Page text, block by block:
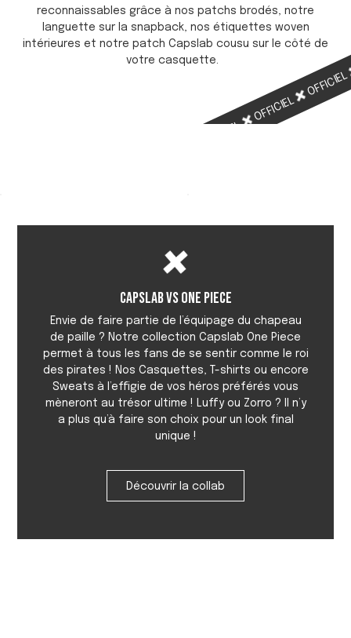
OFFICIEL
OFFICIEL
OFFICIEL
reconnaissables grâce à nos patchs brodés, notre
languette sur la snapback, nos étiquettes woven
intérieures et notre patch Capslab cousu sur le côté de
votre casquette.
Capslab vs One Piece
Envie de faire partie de l’équipage du chapeau
de paille ? Notre collection Capslab One Piece
permet à tous les fans de se sentir comme le roi
des pirates ! Nos Casquettes, T-shirts ou encore
Sweats à l’effigie de vos héros préférés vous
mèneront au trésor ultime ! Luffy ou Zorro ? Il n’y
a plus qu’à faire son choix pour un look final
unique !
Découvrir la collab